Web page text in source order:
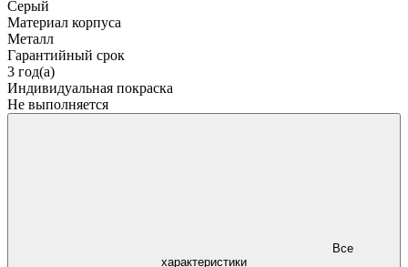
Серый
Материал корпуса
Металл
Гарантийный срок
3 год(а)
Индивидуальная покраска
Не выполняется
характеристики